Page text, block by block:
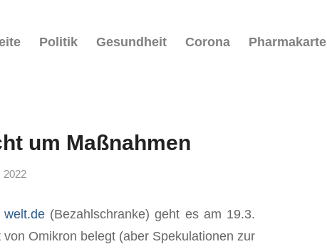
Politik Gesundheit Corona Pharmakartell
um Maßnahmen
2022
welt.de(Bezahlschranke) geht es am 19.3.
Omikron belegt (aber Spekulationen zur